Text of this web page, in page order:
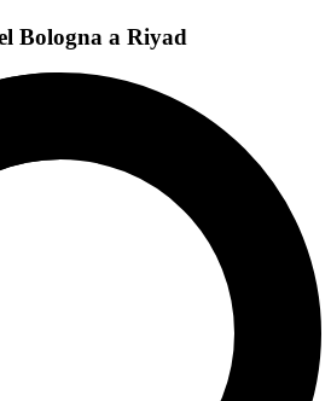
Bologna a Riyad